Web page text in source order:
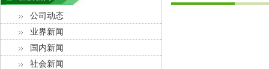
公司动态
业界新闻
国内新闻
社会新闻